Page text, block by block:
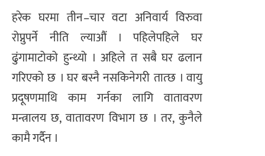
हरेक घरमा तीन–चार वटा अनिवार्य विरुवा
रोप्नुपर्ने नीति ल्याऔं । पहिलेपहिले घर
ढुंगामाटोको हुन्थ्यो । अहिले त सबै घर ढलान
गरिएको छ । घर बस्नै नसकिनेगरी तात्छ । वायु
प्रदूषणमाथि काम गर्नका लागि वातावरण
मन्त्रालय छ, वातावरण विभाग छ । तर, कुनैले
कामै गर्दैन ।